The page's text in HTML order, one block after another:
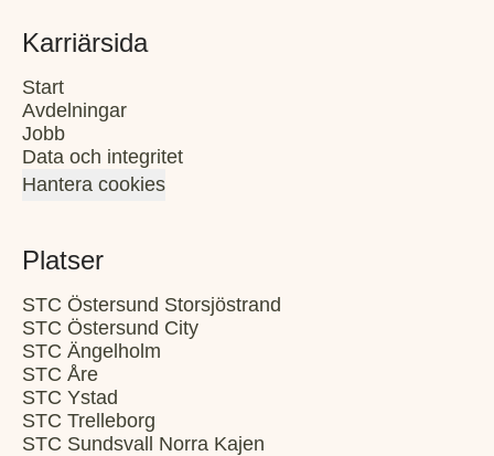
Karriärsida
Start
Avdelningar
Jobb
Data och integritet
Hantera cookies
Platser
STC Östersund Storsjöstrand
STC Östersund City
STC Ängelholm
STC Åre
STC Ystad
STC Trelleborg
STC Sundsvall Norra Kajen